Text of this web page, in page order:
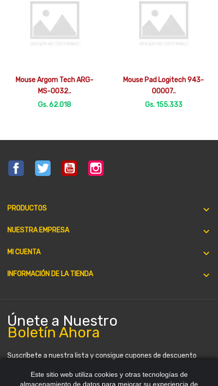
Vista rápida
Mouse Argom Tech ARG-
MS-0032..
Gs. 62.018
Vista rápida
Mouse Pad Logitech 943-
00007..
Gs. 155.333
FacebookTwitter YouTube
PRODUCTOS 
NUESTRA EMPRESA 
MI CUENTA 
INFORMACIÓN DE LA TIENDA keyboard_arrow_down
Este sitio web utiliza cookies y otras tecnologías de
almacenamiento de datos para mejorar su experiencia de
Únete a Nuestro
Boletín Ahora
Suscríbete a nuestra lista y consigue cupones de descuento